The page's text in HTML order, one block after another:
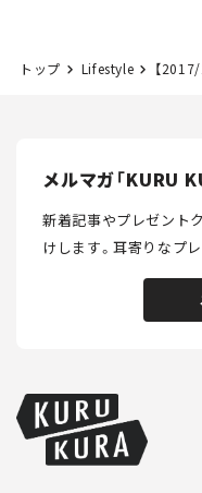
トップ Lifestyle 【2017/10/17～12/20】 展示
メルマガ「KURU
新着記事やプレゼント
けします。耳寄りなプ